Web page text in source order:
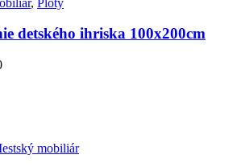
detského ihriska 100x200cm
mobiliár